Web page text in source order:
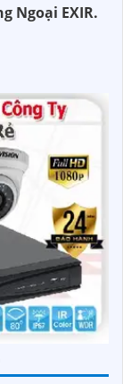
Ngoại EXIR.